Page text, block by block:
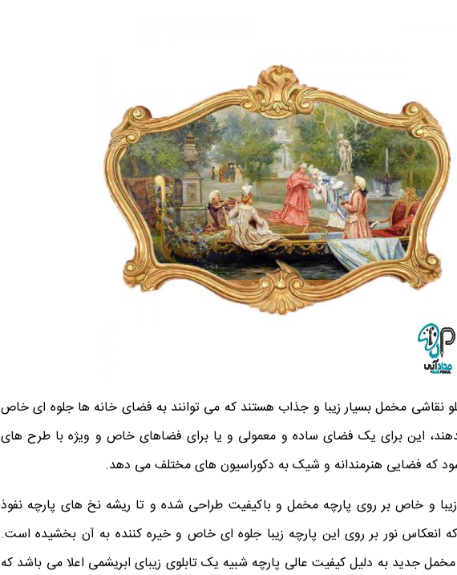
نقاشی مخمل بسیار زیبا و جذاب هستند که می توانند به فضای خانه ها جلوه ای خاص
این برای یک فضای ساده و معمولی و یا برای فضاهای خاص و ویژه با طرح های
که فضایی هنرمندانه و شیک به دکوراسیون های مختلف می دهد.
و خاص بر روی پارچه مخمل و باکیفیت طراحی شده و تا ریشه نخ های پارچه نفوذ
انعکاس نور بر روی این پارچه زیبا جلوه ای خاص و خیره کننده به آن بخشیده است.
مخمل جدید به دلیل کیفیت عالی پارچه شبیه یک تابلوی زیبای ابریشمی اعلا می باشد که